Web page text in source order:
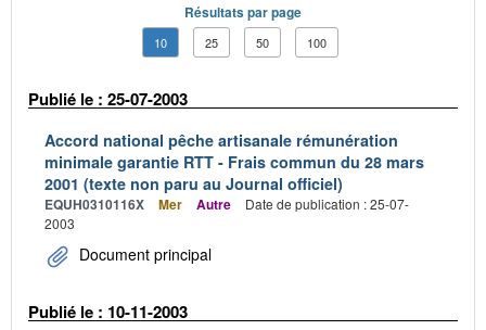
Résultats par page
10 25 50 100
Publié le : 25-07-2003
Accord national pêche artisanale rémunération
minimale garantie RTT - Frais commun du 28 mars
2001 (texte non paru au Journal officiel)
EQUH0310116X Mer Autre
Date de publication : 25-07-
2003
Document principal
Publié le : 10-11-2003